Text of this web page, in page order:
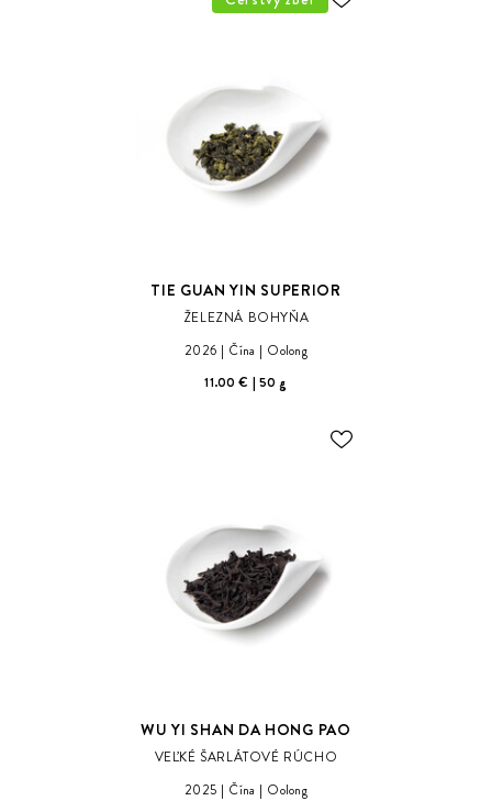
ODOBER
TIE GUAN YIN SUPERIOR
ŽELEZNÁ BOHYŇA
2026
Čína
Oolong
11.00 €
50 g
ODOBER
WU YI SHAN DA HONG PAO
VEĽKÉ ŠARLÁTOVÉ RÚCHO
2025
Čína
Oolong